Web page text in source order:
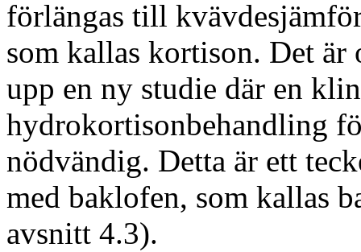
förlängas till
som kallas kortison. Det
upp en ny studie där en
hydrokortisonbehandling
nödvändig. Detta är ett
med baklofen, som kallas
avsnitt 4.3).